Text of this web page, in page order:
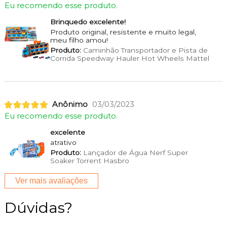
Eu recomendo esse produto.
Brinquedo excelente!
Produto original, resistente e muito legal,
meu filho amou!
Produto:Caminhão Transportador e Pista de
Corrida Speedway Hauler Hot Wheels Mattel
Anônimo 03/03/2023
Eu recomendo esse produto.
excelente
atrativo
Produto:Lançador de Água Nerf Super
Soaker Torrent Hasbro
Ver mais avaliações
Dúvidas?